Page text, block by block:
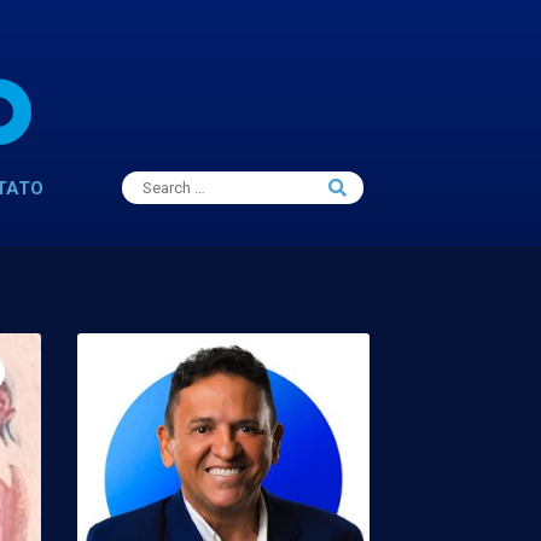
Search
for:
Search